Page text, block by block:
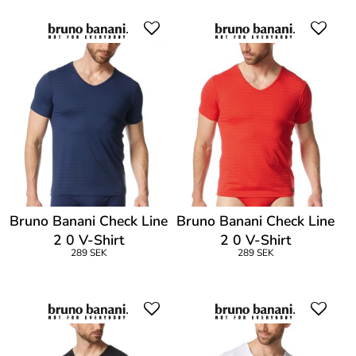
Bruno Banani Check Line
2 0 V-Shirt
289 SEK
Bruno Banani Check Line
2 0 V-Shirt
289 SEK